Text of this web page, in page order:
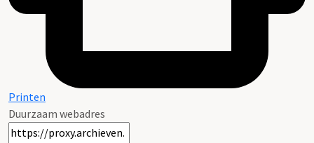
Printen
Duurzaam webadres